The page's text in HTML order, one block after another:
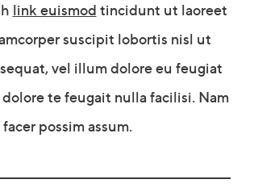
link euismod tincidunt ut laoreet
suscipit lobortis nisl ut
vel illum dolore eu feugiat
te feugait nulla facilisi. Nam
possim assum.